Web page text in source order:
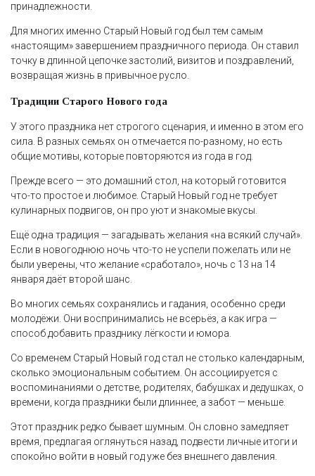
принадлежности.
Для многих именно Старый Новый год был тем самым
«настоящим» завершением праздничного периода. Он ставил
точку в длинной цепочке застолий, визитов и поздравлений,
возвращая жизнь в привычное русло.
Традиции Старого Нового года
У этого праздника нет строгого сценария, и именно в этом его
сила. В разных семьях он отмечается по-разному, но есть
общие мотивы, которые повторяются из года в год.
Прежде всего — это домашний стол, на который готовится
что-то простое и любимое. Старый Новый год не требует
кулинарных подвигов, он про уют и знакомые вкусы.
Ещё одна традиция — загадывать желания «на всякий случай».
Если в новогоднюю ночь что-то не успели пожелать или не
были уверены, что желание «сработало», ночь с 13 на 14
января даёт второй шанс.
Во многих семьях сохранялись и гадания, особенно среди
молодёжи. Они воспринимались не всерьёз, а как игра —
способ добавить празднику лёгкости и юмора.
Со временем Старый Новый год стал не столько календарным,
сколько эмоциональным событием. Он ассоциируется с
воспоминаниями о детстве, родителях, бабушках и дедушках, о
времени, когда праздники были длиннее, а забот — меньше.
Этот праздник редко бывает шумным. Он словно замедляет
время, предлагая оглянуться назад, подвести личные итоги и
спокойно войти в новый год уже без внешнего давления.